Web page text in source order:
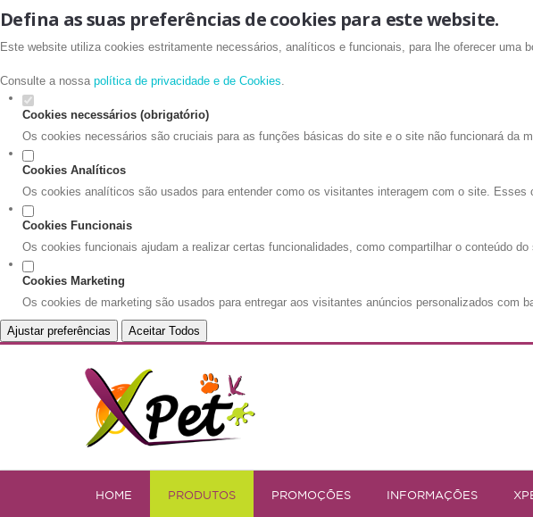
Defina as suas preferências de cookies para este website.
Este website utiliza cookies estritamente necessários, analíticos e funcionais, para lhe oferecer uma
Consulte a nossa política de privacidade e de Cookies.
Cookies necessários (obrigatório)
Os cookies necessários são cruciais para as funções básicas do site e o site não funcionará da
Cookies Analíticos
Os cookies analíticos são usados para entender como os visitantes interagem com o site.
Cookies Funcionais
Os cookies funcionais ajudam a realizar certas funcionalidades, como compartilhar o conteúdo
Cookies Marketing
Os cookies de marketing são usados para entregar aos visitantes anúncios personalizados com
Ajustar preferências Aceitar Todos
HOME PRODUTOS PROMOÇÕES INFORMAÇÕES